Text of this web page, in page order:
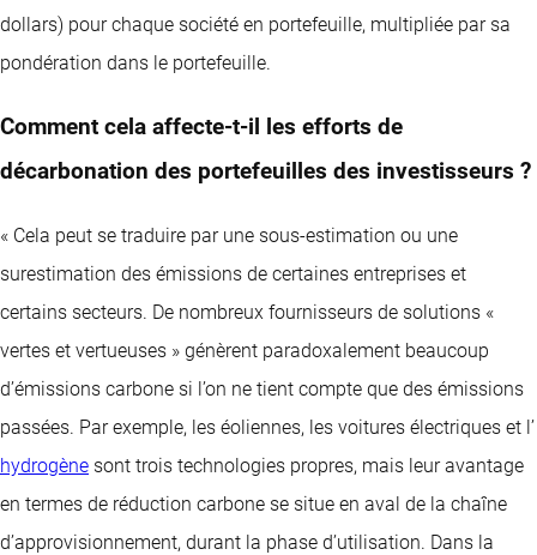
dollars) pour chaque société en portefeuille, multipliée par sa
pondération dans le portefeuille.
Comment cela affecte-t-il les efforts de
décarbonation des portefeuilles des investisseurs ?
« Cela peut se traduire par une sous-estimation ou une
surestimation des émissions de certaines entreprises et
certains secteurs. De nombreux fournisseurs de solutions «
vertes et vertueuses » génèrent paradoxalement beaucoup
d’émissions carbone si l’on ne tient compte que des émissions
passées. Par exemple, les éoliennes, les voitures électriques et l’
hydrogène sont trois technologies propres, mais leur avantage
en termes de réduction carbone se situe en aval de la chaîne
d’approvisionnement, durant la phase d’utilisation. Dans la